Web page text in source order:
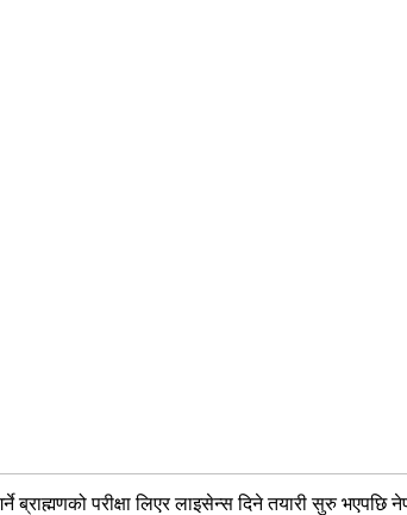
ब्राह्मणको परीक्षा लिएर लाइसेन्स दिने तयारी सुरु